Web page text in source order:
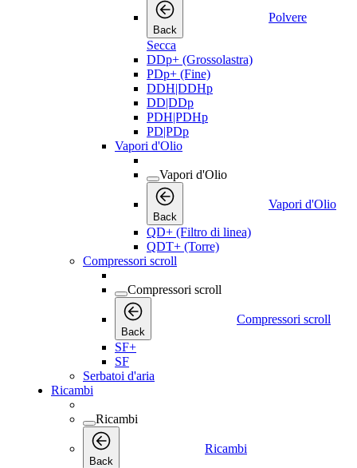
Back
Polvere
Secca
DDp+ (Grossolastra)
PDp+ (Fine)
DDH|DDHp
DD|DDp
PDH|PDHp
PD|PDp
Vapori d'Olio
Vapori d'Olio
Back
Vapori d'Olio
QD+ (Filtro di linea)
QDT+ (Torre)
Compressori scroll
Compressori scroll
Back
Compressori scroll
SF+
SF
Serbatoi d'aria
Ricambi
Ricambi
Back
Ricambi